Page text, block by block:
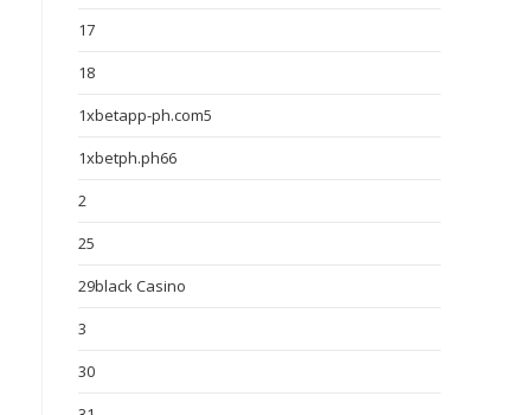
17
18
1xbetapp-ph.com5
1xbetph.ph66
2
25
29black Casino
3
30